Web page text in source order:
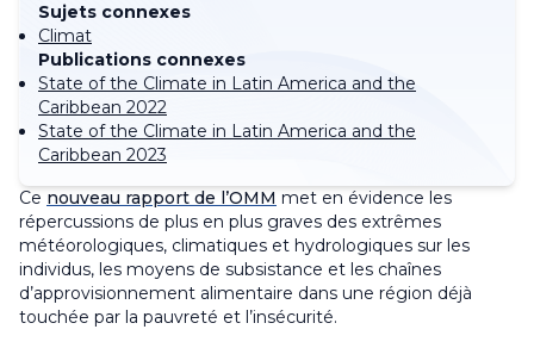
Sujets connexes
Climat
Publications connexes
State of the Climate in Latin America and the
Caribbean 2022
State of the Climate in Latin America and the
Caribbean 2023
Ce nouveau rapport de l’OMM met en évidence les
répercussions de plus en plus graves des extrêmes
météorologiques, climatiques et hydrologiques sur les
individus, les moyens de subsistance et les chaînes
d’approvisionnement alimentaire dans une région déjà
touchée par la pauvreté et l’insécurité.